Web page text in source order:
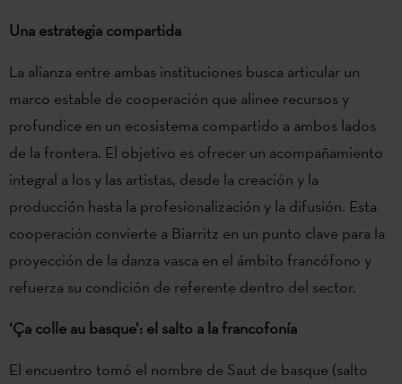
Una estrategia compartida
La alianza entre ambas instituciones busca articular un
marco estable de cooperación que alinee recursos y
profundice en un ecosistema compartido a ambos lados
de la frontera. El objetivo es ofrecer un acompañamiento
integral a los y las artistas, desde la creación y la
producción hasta la profesionalización y la difusión. Esta
cooperación convierte a Biarritz en un punto clave para la
proyección de la danza vasca en el ámbito francófono y
refuerza su condición de referente dentro del sector.
‘Ça colle au basque’: el salto a la francofonía
El encuentro tomó el nombre de Saut de basque (salto